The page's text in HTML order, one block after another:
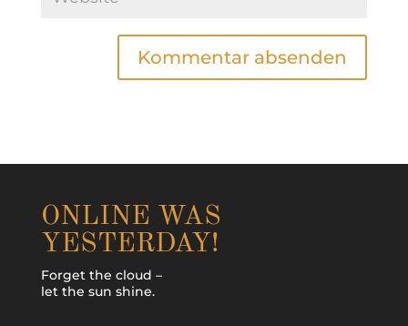
ONLINE WAS
YESTERDAY!
Forget the cloud –
let the sun shine.